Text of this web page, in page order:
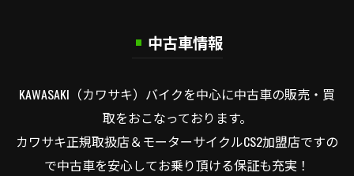
中古車情報
KAWASAKI（カワサキ）バイクを中心に中古車の販売・買
取をおこなっております。
カワサキ正規取扱店＆モーターサイクルCS2加盟店ですの
で中古車を安心してお乗り頂ける保証も充実！